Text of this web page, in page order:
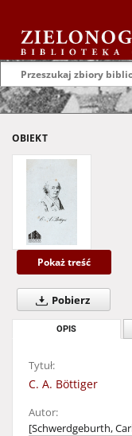
OBIEKT
Pokaż treść
Pobierz
OPIS
Tytuł:
C. A. Böttiger
Autor:
[Schwerdgeburth,